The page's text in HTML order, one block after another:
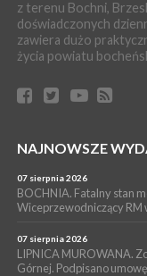
05 sierpnia 2026
GMINA DRWINIA. 45
ruszą we wrześniu
WYDARZENIA
05 sierpnia 2026
BRZESKO. RPWiK
05 sierpnia 2026
WYDARZENIA
04 sierpnia 2026
zabrał dziecko do
z terenu Bochni,
doświadczonych
zawiera dużo
życia powiatu
NAJNOWSZE
07 sierpnia 2026
BOCHNIA. Fatalny stan
Wiceprzewodniczący RM
07 sierpnia 2026
LIPNICA MUROWANA.
Górnej. Podpisano